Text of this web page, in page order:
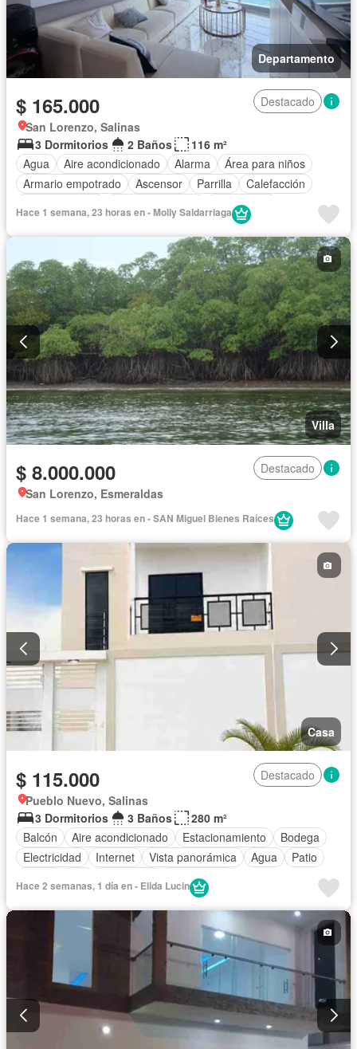
Departamento
$ 165.000
Destacado
San Lorenzo, Salinas
3 Dormitorios
2 Baños
116 m²
Agua
Aire acondicionado Alarma
Área para niños
Armario empotrado
Ascensor Parrilla
Calefacción
Electricidad
Garita de guardianía Internet
Jacuzzi
Conserje
Seguridad
Vista panorámica
Wifi Completamente amoblado
Hace 1 semana, 23 horas en - Molly Saldarriaga
Villa
$ 8.000.000
Destacado
San Lorenzo, Esmeraldas
Hace 1 semana, 23 horas en - SAN Miguel Bienes Raíces
Casa
$ 115.000
Destacado
Pueblo Nuevo, Salinas
3 Dormitorios
3 Baños
280 m²
Balcón
Aire acondicionado Estacionamiento
Bodega
Electricidad
Internet Vista panorámica Agua
Patio
Sin amoblar
Hace 2 semanas, 1 día en - Elida Lucin